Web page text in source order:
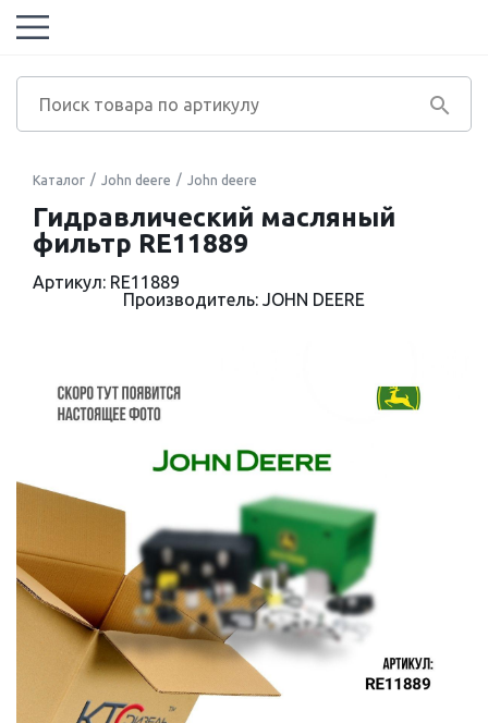
Каталог John deere John deere
Гидравлический масляный
фильтр RE11889
Артикул: RE11889
Производитель: JOHN DEERE